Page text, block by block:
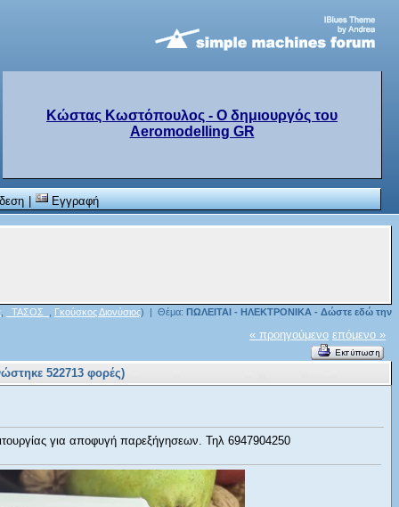
Κώστας Κωστόπουλος - Ο δημιουργός του
Aeromodelling GR
| Εγγραφή
_ΤΑΣΟΣ_ Γκούσκος Διονύσιος) | Θέμα: ΠΩΛΕΙΤΑΙ - ΗΛΕΚΤΡΟΝΙΚΑ - Δώστε εδώ την
« προηγούμενο επόμενο »
522713 φορές)
για αποφυγή παρεξήγησεων. Τηλ 6947904250